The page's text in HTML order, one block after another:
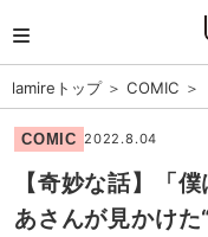
lamireトップ＞ COMIC ＞
COMIC 2022.8.04
【奇妙な話】「
あさんが見かけ